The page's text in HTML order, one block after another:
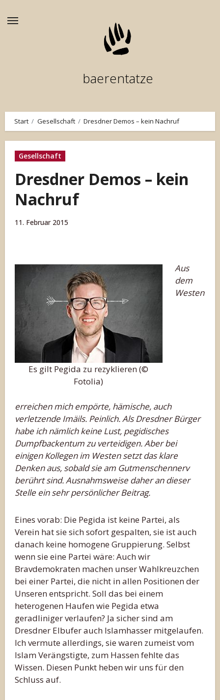
Inhalt
baerentatze
Start Gesellschaft Dresdner Demos – kein Nachruf
Gesellschaft
Dresdner Demos – kein
Nachruf
11. Februar 2015
Es gilt Pegida zu rezyklieren (©
Fotolia)
Aus
dem
Westen
erreichen mich empörte, hämische, auch
verletzende Imäils. Peinlich. Als Dresdner Bürger
habe ich nämlich keine Lust, pegidisches
Dumpfbackentum zu verteidigen. Aber bei
einigen Kollegen im Westen setzt das klare
Denken aus, sobald sie am Gutmenschennerv
berührt sind. Ausnahmsweise daher an dieser
Stelle ein sehr persönlicher Beitrag.
Eines vorab: Die Pegida ist keine Partei, als
Verein hat sie sich sofort gespalten, sie ist auch
danach keine homogene Gruppierung. Selbst
wenn sie eine Partei wäre: Auch wir
Bravdemokraten machen unser Wahlkreuzchen
bei einer Partei, die nicht in allen Positionen der
Unseren entspricht. Soll das bei einem
heterogenen Haufen wie Pegida etwa
geradliniger verlaufen? Ja sicher sind am
Dresdner Elbufer auch Islamhasser mitgelaufen.
Ich vermute allerdings, sie waren zumeist vom
Islam Verängstigte, zum Hassen fehlte das
Wissen. Diesen Punkt heben wir uns für den
Schluss auf.